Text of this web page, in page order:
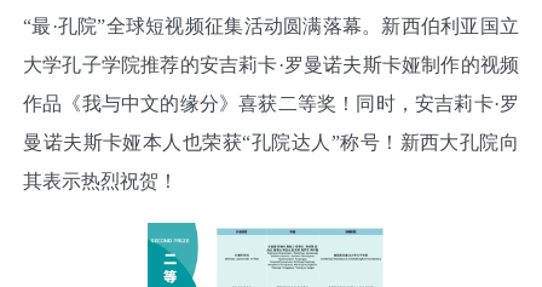
“最·孔院”全球短视频征集活动圆满落幕。新西伯利亚国立
大学孔子学院推荐的安吉莉卡·罗曼诺夫斯卡娅制作的视频
作品《我与中文的缘分》喜获二等奖！同时，安吉莉卡·罗
曼诺夫斯卡娅本人也荣获“孔院达人 ”称号！新西大孔院向
其表示热烈祝贺！